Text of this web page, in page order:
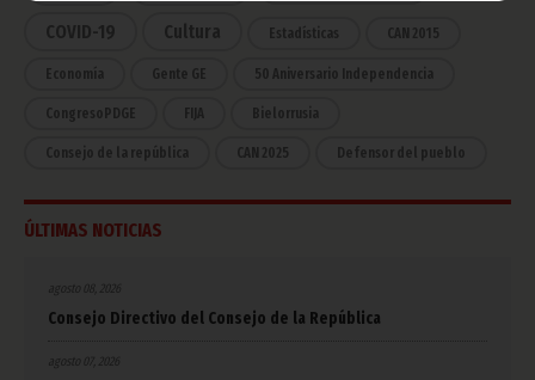
COVID-19 Cultura Estadísticas CAN 2015
Economía Gente GE 50 Aniversario Independencia
CongresoPDGE FIJA Bielorrusia
Consejo de la república CAN 2025 Defensor del pueblo
ÚLTIMAS NOTICIAS
Consejo Directivo del Consejo de la República
agosto 07, 2026